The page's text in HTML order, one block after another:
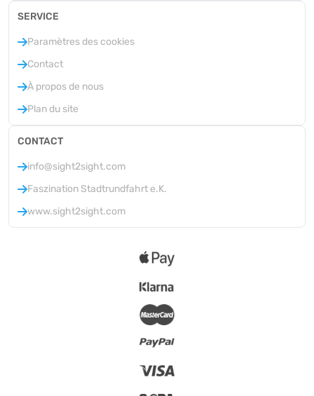
SERVICE
Paramètres des cookies
Contact
À propos de nous
Plan du site
CONTACT
info@sight2sight.com
Faszination Stadtrundfahrt e.K.
www.sight2sight.com